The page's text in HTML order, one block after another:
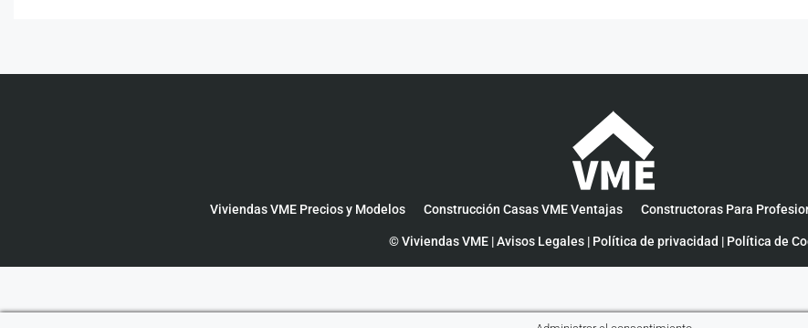
Viviendas VME Precios y Modelos Construcción Casas VME Ventajas Constructoras Para
© Viviendas VME |Avisos Legales | Política de privacidad | Política de